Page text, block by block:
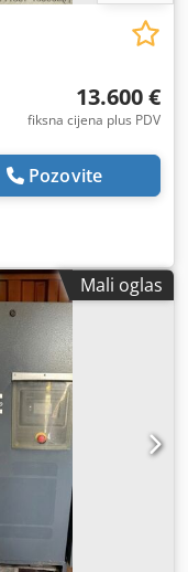
13.600 €
fiksna cijena plus PDV
Pozovite
Mali oglas